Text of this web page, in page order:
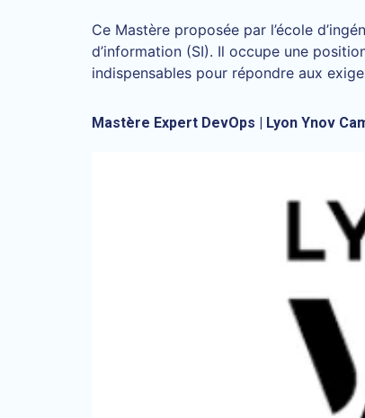
Ce Mastère proposée par l’école
d’information (SI). Il occupe une
indispensables pour répondre aux
Mastère Expert DevOps | Lyon Ynov